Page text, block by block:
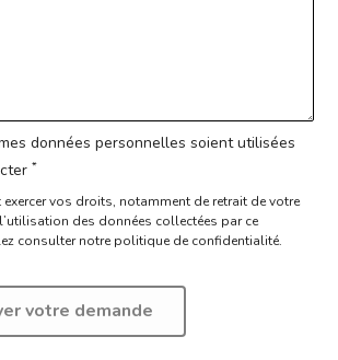
données personnelles soient utilisées
*
exercer vos droits, notamment de retrait de votre
des données collectées par ce
consulter notre politique de confidentialité.